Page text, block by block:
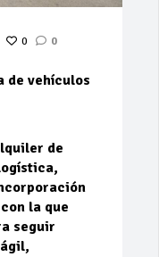
0 0
de vehículos
de
la que
seguir